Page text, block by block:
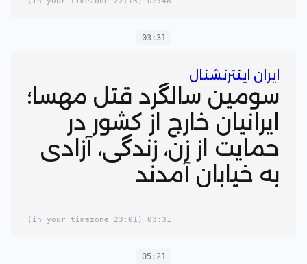
03:31
ایران اینترنشنال
سومین سالگرد قتل مهسا؛
ایرانیان خارج از کشور در
حمایت از زن، زندگی، آزادی
به خیابان آمدند
03:31
(23:01 in your timezone)
05:21